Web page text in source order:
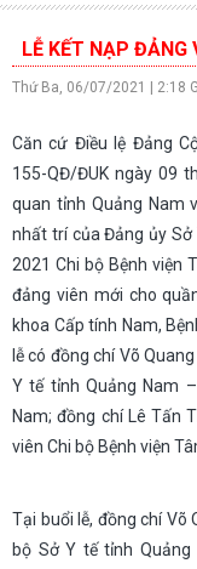
LỄ KẾT NẠP ĐẢNG
Thứ Ba, 06/07/2021 | 2:18
Căn cứ Điều lệ Đảng
155-QĐ/ĐUK ngày 09
quan tỉnh Quảng Nam
nhất trí của Đảng ủy Sở
2021 Chi bộ Bệnh viện
đảng viên mới cho
khoa Cấp tính Nam,
lễ có đồng chí Võ
Y tế tỉnh Quảng Nam
Nam; đồng chí Lê Tấn
viên Chi bộ Bệnh viện
Tại buổi lễ, đồng chí Võ
bộ Sở Y tế tỉnh